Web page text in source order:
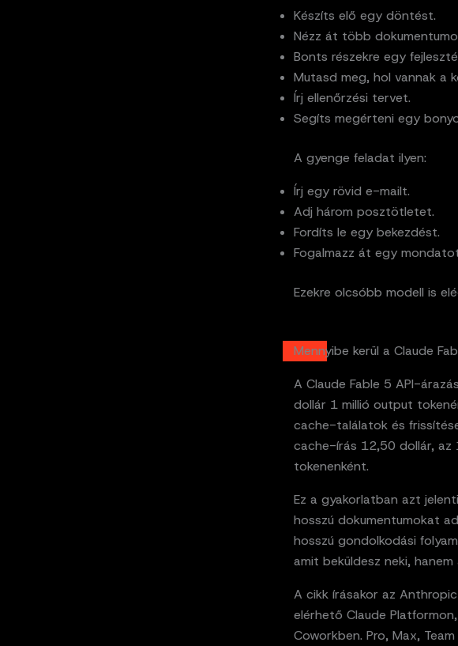
Készíts elő egy döntést.
Nézz át több
Bonts részekre egy
Mutasd meg, hol vannak a
Írj ellenőrzési tervet.
Segíts megérteni egy
A gyenge feladat ilyen:
Írj egy rövid e-mailt.
Adj három posztötletet.
Fordíts le egy bekezdést.
Fogalmazz át egy
Ezekre olcsóbb modell is
Mennyibe kerül a Claude
A Claude Fable 5 API-
dollár 1 millió output
cache-találatok és
cache-írás 12,50 dollár,
tokenenként.
Ez a gyakorlatban azt
hosszú dokumentumokat
hosszú gondolkodási
amit beküldesz neki,
A cikk írásakor az
elérhető Claude
Coworkben. Pro, Max,